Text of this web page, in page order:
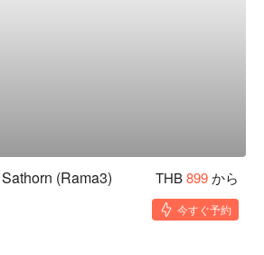
(Rama3) THB899から
今すぐ予約